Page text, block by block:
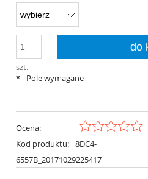
szt.
do
*- Pole wymagane
Ocena:
Kod produktu: 8DC4-
6557B_20171029225417